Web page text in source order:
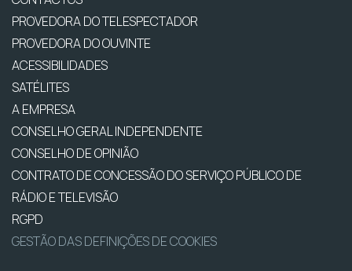
PROVEDORA DO TELESPECTADOR
PROVEDORA DO OUVINTE
ACESSIBILIDADES
SATÉLITES
A EMPRESA
CONSELHO GERAL INDEPENDENTE
CONSELHO DE OPINIÃO
CONTRATO DE CONCESSÃO DO SERVIÇO PÚBLICO DE
RÁDIO E TELEVISÃO
RGPD
GESTÃO DAS DEFINIÇÕES DE COOKIES